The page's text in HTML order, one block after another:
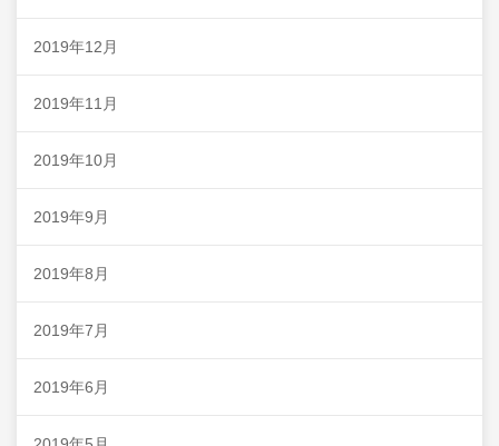
2019年12月
2019年11月
2019年10月
2019年9月
2019年8月
2019年7月
2019年6月